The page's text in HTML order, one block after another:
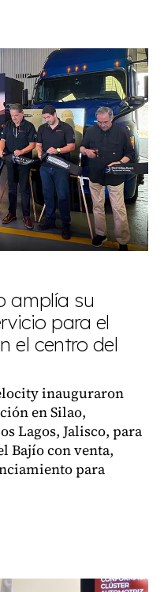
amplía su
para el
el centro del
inauguraron
en Silao,
Lagos, Jalisco, para
Bajío con venta,
para